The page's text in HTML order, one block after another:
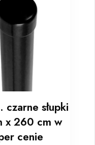
czarne słupki
x 260 cm w
cenie